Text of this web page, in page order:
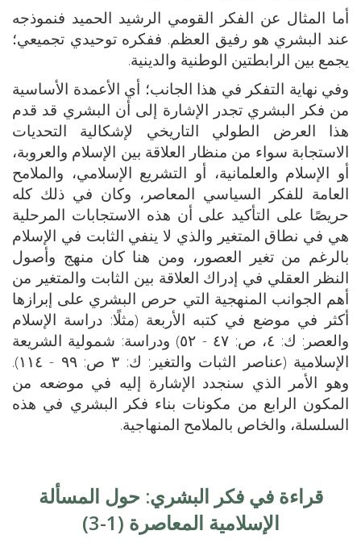
أما المثال عن الفكر القومي الرشيد الحميد فنموذجه
عند البشري هو رفيق العظم. ففكره توحيدي تجميعي؛
يجمع بين الرابطتين الوطنية والدينية.
وفي نهاية التفكر في هذا الجانب؛ أي الأعمدة الأساسية
من فكر البشري تجدر الإشارة إلى أن البشري قد قدم
هذا العرض الطولي التاريخي لإشكالية التحديات
الاستجابة سواء من منظار العلاقة بين الإسلام والعروبة،
أو الإسلام والعلمانية، أو التشريع الإسلامي، والملامح
العامة للفكر السياسي المعاصر، وكان في ذلك كله
حريصًا على التأكيد على أن هذه الاستجابات المرحلية
هي في نطاق المتغير والذي لا ينفي الثابت في الإسلام
بالرغم من تغير العصور، ومن هنا كان منهج وأصول
النظر العقلي في إدراك العلاقة بين الثابت والمتغير من
أهم الجوانب المنهجية التي حرص البشري على إبرازها
أكثر في موضع في كتبه الأربعة (مثلًا: دراسة الإسلام
والعصر: ك: ٤، ص: ٤٧ - ٥٢) ودراسة: شمولية الشريعة
الإسلامية (عناصر الثبات والتغير: ك: ٣ ص: ٩٩ - ١١٤).
وهو الأمر الذي سنجدد الإشارة إليه في موضعه من
المكون الرابع من مكونات بناء فكر البشري في هذه
السلسلة، والخاص بالملامح المنهاجية.
قراءة في فكر البشري: حول المسألة
الإسلامية المعاصرة (1-3)